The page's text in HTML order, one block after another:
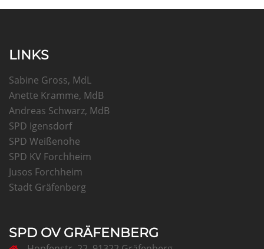
LINKS
Sabine Gross, MdL
Anette Kramme, MdB
Andreas Schwarz, MdB
SPD Igensdorf
SPD Weißenohe
SPD KV Forchheim
Jusos Forchheim
Stadt Gräfenberg
SPD OV GRÄFENBERG